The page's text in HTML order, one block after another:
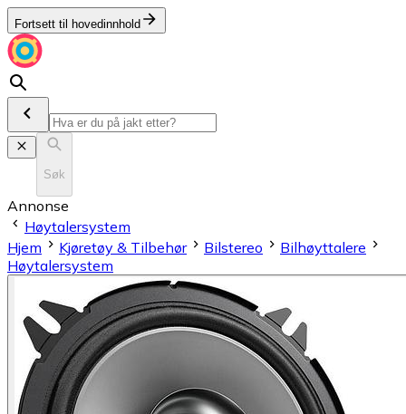
Fortsett til hovedinnhold
Søk
Annonse
Høytalersystem
Hjem
Kjøretøy & Tilbehør Bilstereo
Bilhøyttalere
Høytalersystem